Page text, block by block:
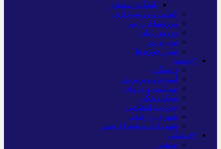
باشگاه استقلال
کشتی و وزنه‌برداری
ورزشهای رزمی
ورزش زنان
توپ و تور
سایر حوزه ها
*جامعه
دانشگاه
آموزش و پرورش
بهداشت و درمان
سبک زندگی
حوادث، انتظامی
شهری و رفاهی
شهرداری و شورای شهر
*فرهنگی
مذهبی